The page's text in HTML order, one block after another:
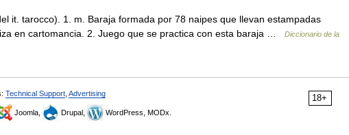
it. tarocco). 1. m. Baraja formada por 78 naipes que llevan estampadas
en cartomancia. 2. Juego que se practica con esta baraja …
Diccionario de la
18+
Technical Support Advertising
Joomla, Drupal, WordPress, MODx.